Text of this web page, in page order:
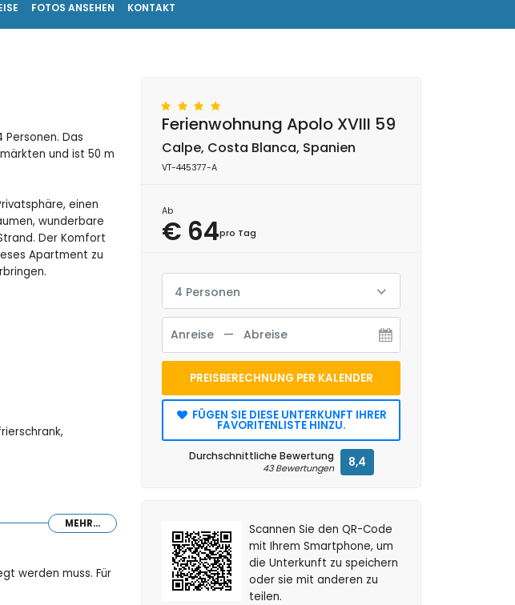
FOTOS ANSEHEN KONTAKT
Das
und ist 50 m
einen
wunderbare
Der Komfort
Apartment zu
MEHR...
werden muss. Für
Ferienwohnung Apolo XVIII 59
Calpe, Costa Blanca, Spanien
VT-445377-A
Ab
€ 64pro Tag
4 Personen
PREISBERECHNUNG PER KALENDER
FÜGEN SIE DIESE UNTERKUNFT IHRER
FAVORITENLISTE HINZU.
Durchschnittliche Bewertung
43 Bewertungen 8,4
Scannen Sie den QR-Code
mit Ihrem Smartphone, um
die Unterkunft zu speichern
oder sie mit anderen zu
teilen.